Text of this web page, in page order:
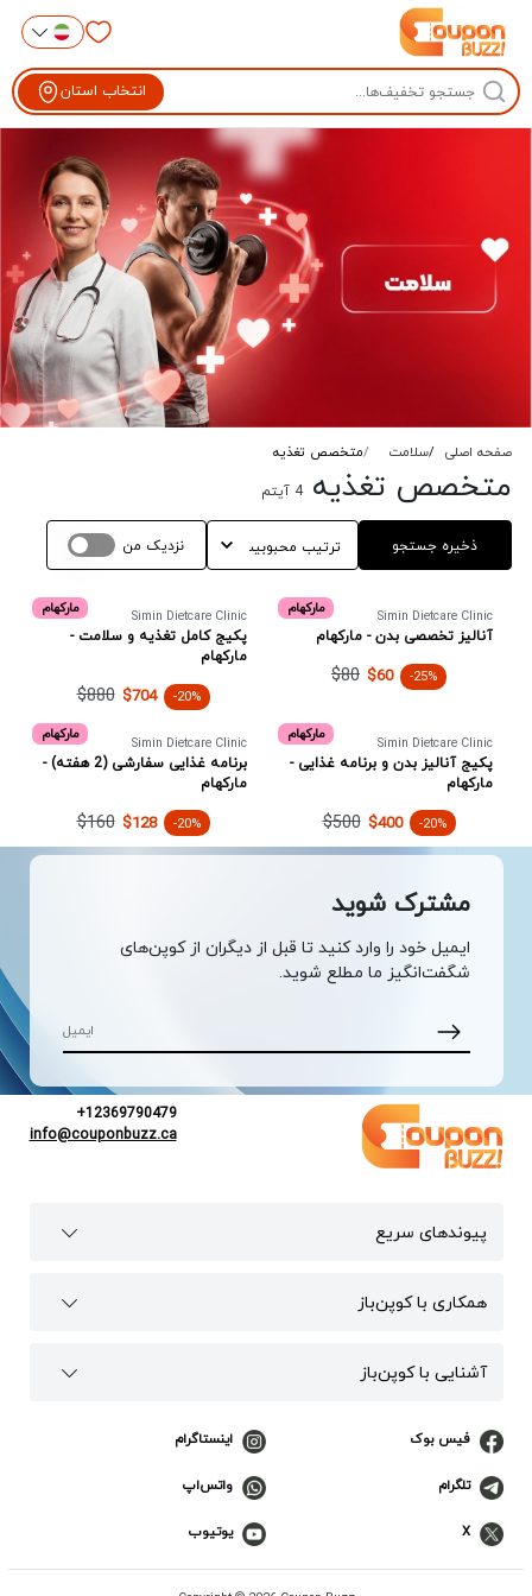
انتخاب استان
صفحه اصلی سلامت متخصص تغذیه
متخصص تغذیه4 آیتم
ذخیره جستجو نزدیک من
مارکهام Simin Dietcare Clinic
آنالیز تخصصی بدن - مارکهام
$80 $60 -25%
مارکهام Simin Dietcare Clinic
پکیج کامل تغذیه و سلامت -
مارکهام
$880 $704 -20%
مارکهام Simin Dietcare Clinic
پکیج آنالیز بدن و برنامه غذایی -
مارکهام
$500 $400 -20%
مارکهام Simin Dietcare Clinic
برنامه غذایی سفارشی (2 هفته) -
مارکهام
$160 $128 -20%
مشترک شوید
ایمیل خود را وارد کنید تا قبل از دیگران از کوپن‌های
شگفت‌انگیز ما مطلع شوید.
+12369790479
info@couponbuzz.ca
پیوند‌های سریع
همکاری با کوپن‌باز
آشنایی با کوپن‌باز
فیس بوک اینستاگرام
تلگرام واتس‌اپ
X یوتیوب